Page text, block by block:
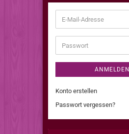
E-
Mail-
Adresse
Passwort
ANMELDEN
Konto erstellen
Passwort vergessen?